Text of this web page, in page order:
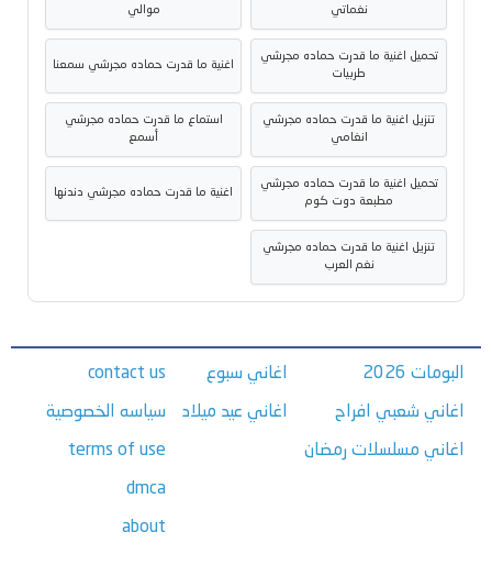
نغماتي
موالي
تحميل اغنية ما قدرت حماده مجرشي
طربيات
اغنية ما قدرت حماده مجرشي سمعنا
تنزيل اغنية ما قدرت حماده مجرشي
انغامي
استماع ما قدرت حماده مجرشي
أسمع
تحميل اغنية ما قدرت حماده مجرشي
مطبعة دوت كوم
اغنية ما قدرت حماده مجرشي دندنها
تنزيل اغنية ما قدرت حماده مجرشي
نغم العرب
البومات 2026
اغاني شعبي افراح
اغاني مسلسلات رمضان
اغاني سبوع
اغاني عيد ميلاد
contact us
سياسه الخصوصية
terms of use
dmca
about